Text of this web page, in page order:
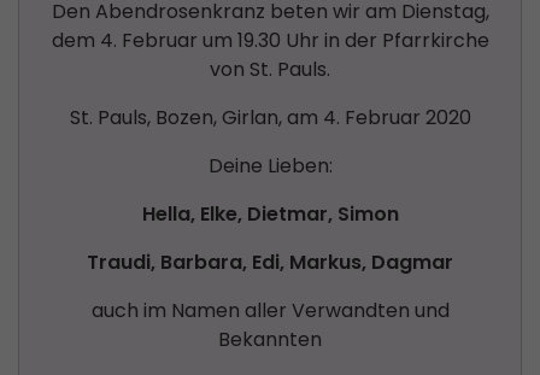
Den Abendrosenkranz beten wir am Dienstag,
dem 4. Februar um 19.30 Uhr in der Pfarrkirche
von St. Pauls.
St. Pauls, Bozen, Girlan, am 4. Februar 2020
Deine Lieben:
Hella, Elke, Dietmar, Simon
Traudi, Barbara, Edi, Markus, Dagmar
auch im Namen aller Verwandten und
Bekannten